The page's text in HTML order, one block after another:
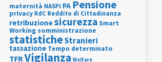
maternità NASPI PA Pensione
privacy RdC Reddito di Cittadinanza
retribuzionesicurezza Smart
Working somministrazione
statisticheStranieri
tassazione Tempo determinato
TFRVigilanza Welfare